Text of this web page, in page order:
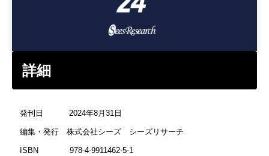
詳細
発刊日 2024年8月31日
編集・発行 株式会社シーズ シーズリサーチ
ISBN 978-4-9911462-5-1